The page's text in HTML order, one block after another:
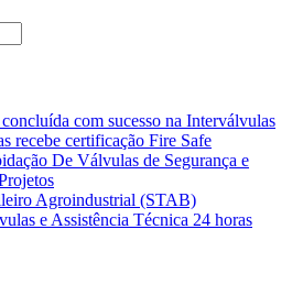
com sucesso na Interválvulas
recebe certificação Fire Safe
De Válvulas de Segurança e
Agroindustrial (STAB)
e Assistência Técnica 24 horas